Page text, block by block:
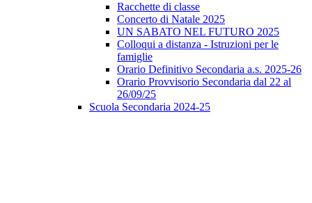
Racchette di classe
Concerto di Natale 2025
UN SABATO NEL FUTURO 2025
Colloqui a distanza - Istruzioni per le
famiglie
Orario Definitivo Secondaria a.s. 2025-26
Orario Provvisorio Secondaria dal 22 al
26/09/25
Scuola Secondaria 2024-25